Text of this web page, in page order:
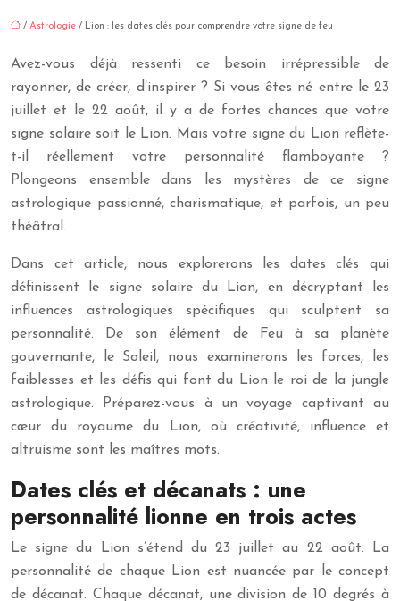
/ Astrologie / Lion : les dates clés pour comprendre votre signe de feu
Avez-vous déjà ressenti ce besoin irrépressible de
rayonner, de créer, d’inspirer ? Si vous êtes né entre le 23
juillet et le 22 août, il y a de fortes chances que votre
signe solaire soit le Lion. Mais votre signe du Lion reflète-
t-il réellement votre personnalité flamboyante ?
Plongeons ensemble dans les mystères de ce signe
astrologique passionné, charismatique, et parfois, un peu
théâtral.
Dans cet article, nous explorerons les dates clés qui
définissent le signe solaire du Lion, en décryptant les
influences astrologiques spécifiques qui sculptent sa
personnalité. De son élément de Feu à sa planète
gouvernante, le Soleil, nous examinerons les forces, les
faiblesses et les défis qui font du Lion le roi de la jungle
astrologique. Préparez-vous à un voyage captivant au
cœur du royaume du Lion, où créativité, influence et
altruisme sont les maîtres mots.
Dates clés et décanats : une
personnalité lionne en trois actes
Le signe du Lion s’étend du 23 juillet au 22 août. La
personnalité de chaque Lion est nuancée par le concept
de décanat. Chaque décanat, une division de 10 degrés à